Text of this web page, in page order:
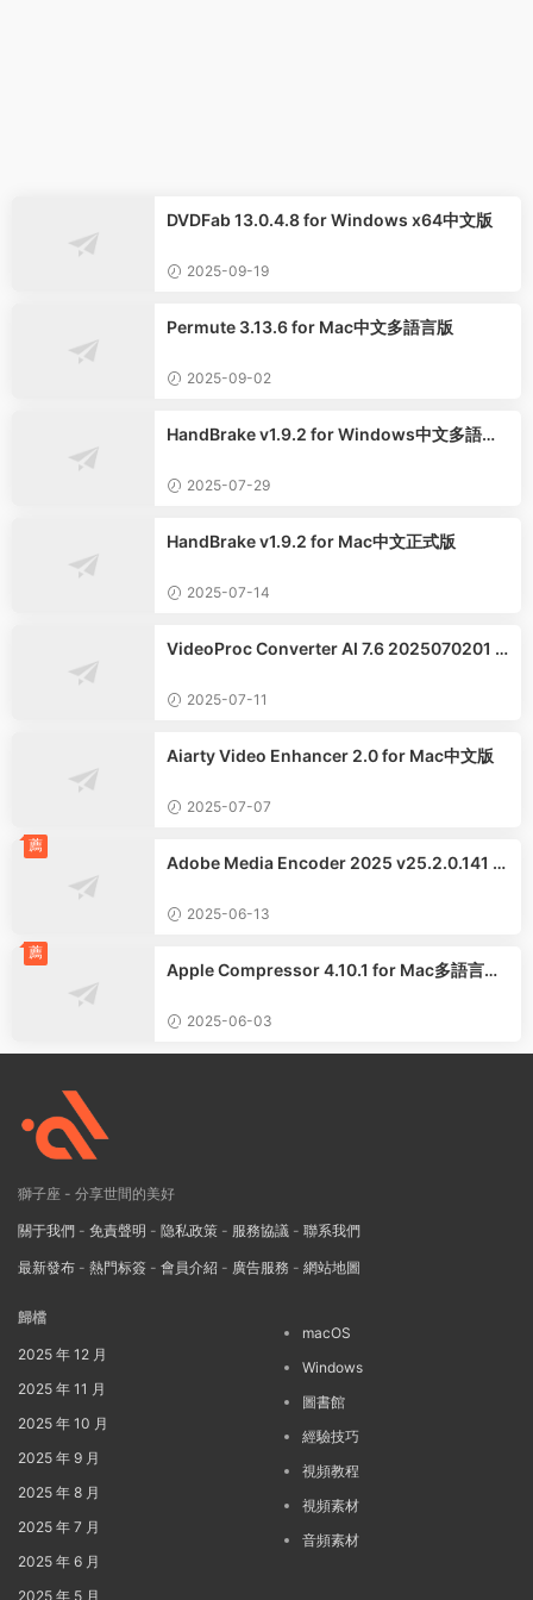
DVDFab 13.0.4.8 for Windows x64中文版
2025-09-19
Permute 3.13.6 for Mac中文多語言版
2025-09-02
HandBrake v1.9.2 for Windows中文多語言
2025-07-29
HandBrake v1.9.2 for Mac中文正式版
2025-07-14
VideoProc Converter AI 7.6 2025070201 f
2025-07-11
Aiarty Video Enhancer 2.0 for Mac中文版
2025-07-07
Adobe Media Encoder 2025 v25.2.0.141 fo
2025-06-13
薦
Apple Compressor 4.10.1 for Mac多語言正
2025-06-03
薦
獅子座 - 分享世間的美好
關于我們 - 免責聲明 - 隐私政策 - 服務協議 - 聯系我們
最新發布 - 熱門标簽 - 會員介紹 - 廣告服務 - 網站地圖
歸檔
2025 年 12 月
2025 年 11 月
2025 年 10 月
2025 年 9 月
2025 年 8 月
2025 年 7 月
2025 年 6 月
2025 年 5 月
macOS
Windows
圖書館
經驗技巧
視頻教程
視頻素材
音頻素材